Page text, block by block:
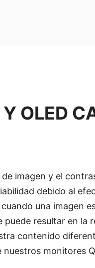
OLED
imagen y el
debido al
una imagen
puede resultar en la
contenido
monitores